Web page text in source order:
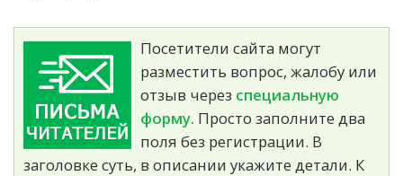
Посетители сайта могут
разместить вопрос, жалобу или
отзыв через специальную
форму. Просто заполните два
поля без регистрации. В
заголовке суть, в описании укажите детали. К